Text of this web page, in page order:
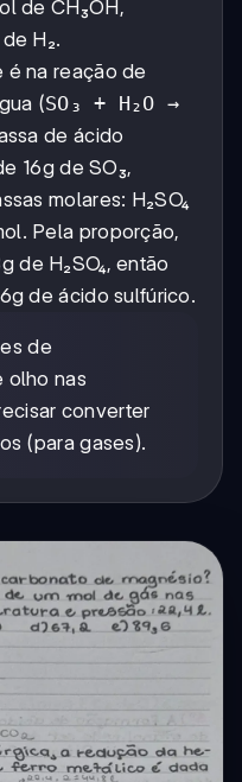
de CH₃OH,
H₂.
é na reação de
(SO₃ + H₂O →
de ácido
16g de SO₃,
molares: H₂SO₄
Pela proporção,
de H₂SO₄, então
de ácido sulfúrico.
de
olho nas
converter
(para gases).